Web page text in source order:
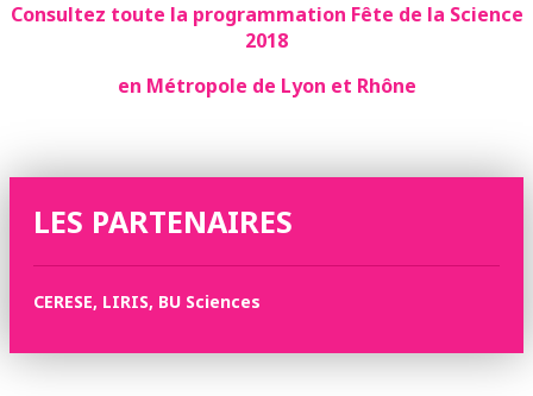
Consultez toute la programmation Fête de la Science
2018
en Métropole de Lyon et Rhône
LES PARTENAIRES
CERESE, LIRIS, BU Sciences